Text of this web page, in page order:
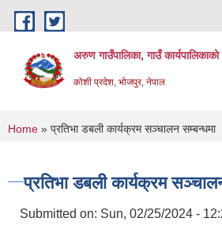
Skip to main content
अरुण गाउँपालिका, गाउँ कार्यपालिकाको
कोशी प्रदेश, भोजपुर, नेपाल
You are here
Home » प्रतिभा डबली कार्यक्रम सञ्चालन सम्बन्धमा
प्रतिभा डबली कार्यक्रम
Submitted on: Sun, 02/25/2024 -